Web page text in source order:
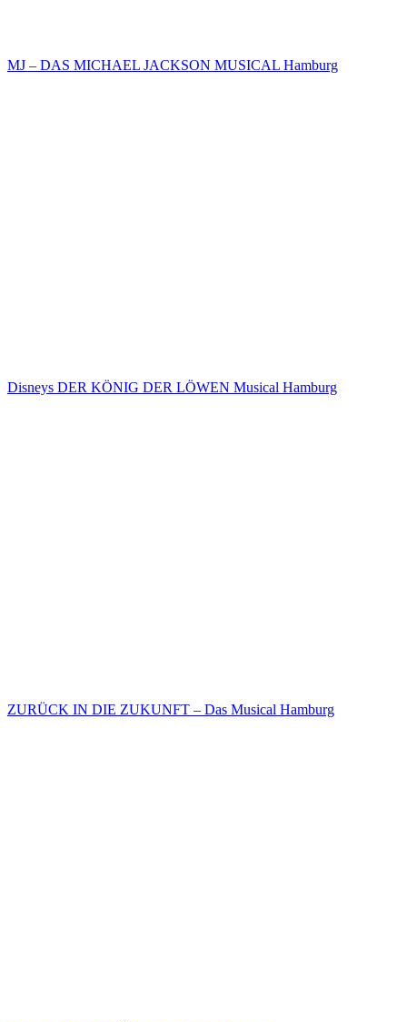
MJ – DAS MICHAEL JACKSON MUSICAL Hamburg
Disneys DER KÖNIG DER LÖWEN Musical Hamburg
ZURÜCK IN DIE ZUKUNFT – Das Musical Hamburg